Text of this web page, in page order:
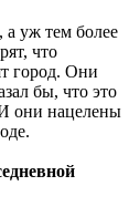
уж тем более
что
город. Они
бы, что это
И они нацелены